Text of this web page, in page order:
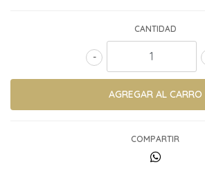
CANTIDAD
-
COMPARTIR